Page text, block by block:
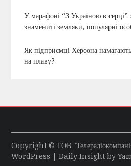
У марафоні “З Україною в серці”
знамениті земляки, популярні
Як підприємці Херсона
на плаву?
Copyright © ТОВ
WordPress | Daily Insight by